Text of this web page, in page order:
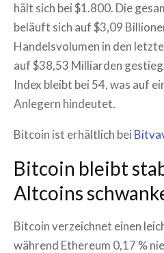
hält sich bei $1.800. Die
beläuft sich auf $3,09
Handelsvolumen in den
auf $38,53 Milliarden
Index bleibt bei 54, was auf
Anlegern hindeutet.
Bitcoin ist erhältlich bei
Bitcoin bleibt
Altcoins
Bitcoin verzeichnet einen
während Ethereum 0,17 %